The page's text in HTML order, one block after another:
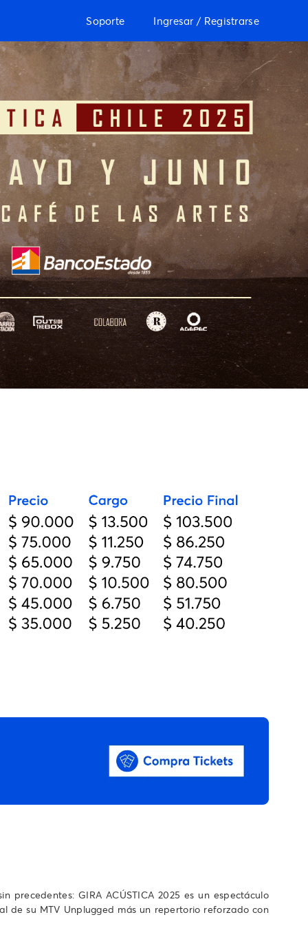
Soporte Ingresar / Registrarse
precedentes: GIRA ACÚSTICA 2025 es un espectáculo
de su MTV Unplugged más un repertorio reforzado con